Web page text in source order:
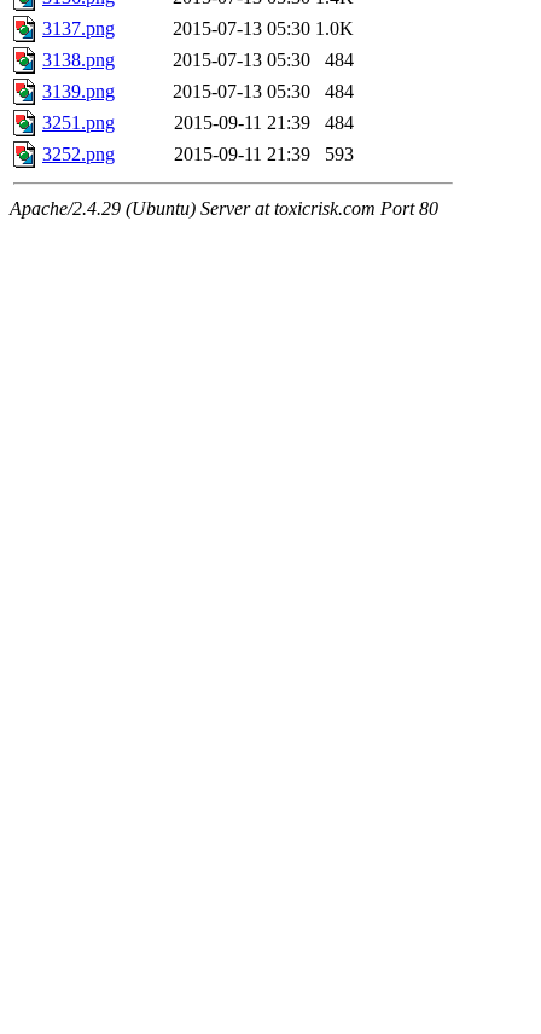
3137.png
2015-07-13 05:30 1.0K
3138.png
2015-07-13 05:30
484
3139.png
2015-07-13 05:30
484
3251.png
2015-09-11 21:39
484
3252.png
2015-09-11 21:39 593
Apache/2.4.29 (Ubuntu) Server at toxicrisk.com Port 80